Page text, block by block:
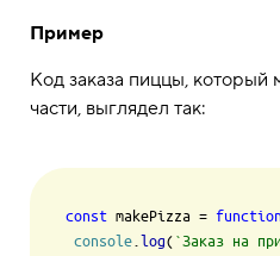
Пример
Код заказа пиццы, который
части, выглядел так:
const makePizza = function
console log( `Заказ на